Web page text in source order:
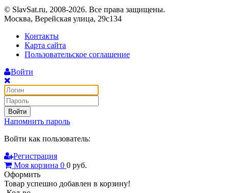
© SlavSat.ru, 2008-2026. Все права защищены.
Москва, Верейская улица, 29с134
Контакты
Карта сайта
Пользовательское соглашение
Войти
Войти
Напомнить пароль
Войти как пользователь:
Регистрация
Моя корзина 0 0 руб.
Оформить
Товар успешно добавлен в корзину!